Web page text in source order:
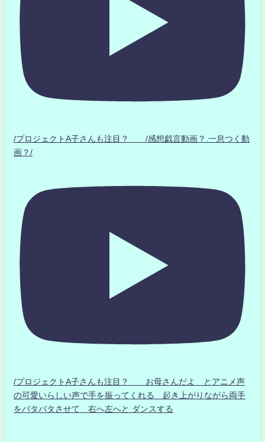
/プロジェクトA子さんも注目？ /感想戯言動画？.一息つく動
画？/
/プロジェクトA子さんも注目？ お母さんだよ とアニメ声
の可愛いらしい声で手を振ってくれる 起き上がりながら両手
をパタパタさせて 右へ左へと ダンスする